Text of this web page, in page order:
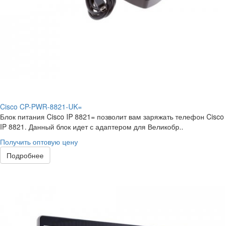
Cisco CP-PWR-8821-UK=
Блок питания Cisco IP 8821= позволит вам заряжать телефон Cisco
IP 8821. Данный блок идет с адаптером для Великобр..
Получить оптовую цену
Подробнее